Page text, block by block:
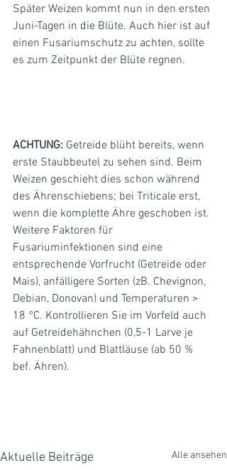
Später Weizen kommt nun in den ersten
Juni-Tagen in die Blüte. Auch hier ist auf
einen Fusariumschutz zu achten, sollte
es zum Zeitpunkt der Blüte regnen.
ACHTUNG: Getreide blüht bereits, wenn
erste Staubbeutel zu sehen sind. Beim
Weizen geschieht dies schon während
des Ährenschiebens; bei Triticale erst,
wenn die komplette Ähre geschoben ist.
Weitere Faktoren für
Fusariuminfektionen sind eine
entsprechende Vorfrucht (Getreide oder
Mais), anfälligere Sorten (zB. Chevignon,
Debian, Donovan) und Temperaturen >
18 °C. Kontrollieren Sie im Vorfeld auch
auf Getreidehähnchen (0,5-1 Larve je
Fahnenblatt) und Blattläuse (ab 50 %
bef. Ähren).
Aktuelle Beiträge Alle ansehen